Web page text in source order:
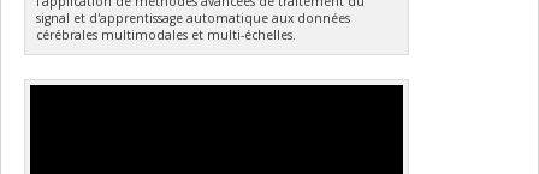
signal et d'apprentissage automatique aux données
cérébrales multimodales et multi-échelles.